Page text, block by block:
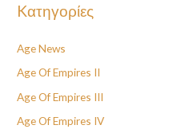
Kατηγορίες
Age News
Age Of Empires II
Age Of Empires III
Age Of Empires IV